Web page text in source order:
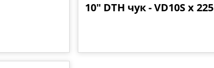
10" DTH чук - VD10S x 225